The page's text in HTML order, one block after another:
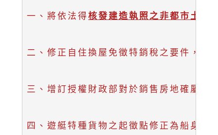
一、將依法得核發建造執照之非都市土地
二、修正自住換屋免徵特銷稅之要件，除
三、增訂授權財政部對於銷售房地確屬非
四、遊艇特種貨物之起徵點修正為船身